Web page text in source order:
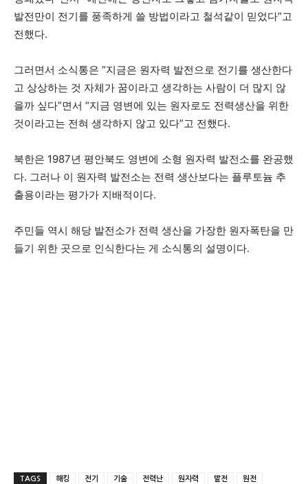
발전만이 전기를 풍족하게 쓸 방법이라고 철석같이 믿었다”고
전했다.
그러면서 소식통은 “지금은 원자력 발전으로 전기를 생산한다
고 상상하는 것 자체가 꿈이라고 생각하는 사람이 더 많지 않
을까 싶다”면서 “지금 영변에 있는 원자로도 전력생산을 위한
것이라고는 전혀 생각하지 않고 있다”고 전했다.
북한은 1987년 평안북도 영변에 소형 원자력 발전소를 완공했
다. 그러나 이 원자력 발전소는 전력 생산보다는 플루토늄 추
출용이라는 평가가 지배적이다.
주민들 역시 해당 발전소가 전력 생산을 가장한 원자폭탄을 만
들기 위한 곳으로 인식한다는 게 소식통의 설명이다.
TAGS 해킹 전기 기술 전력난 원자력 발전 원전